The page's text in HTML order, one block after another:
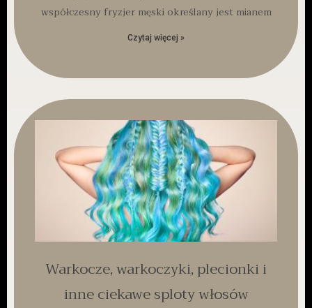
współczesny fryzjer męski określany jest mianem
Czytaj więcej »
Warkocze, warkoczyki, plecionki i
inne ciekawe sploty włosów